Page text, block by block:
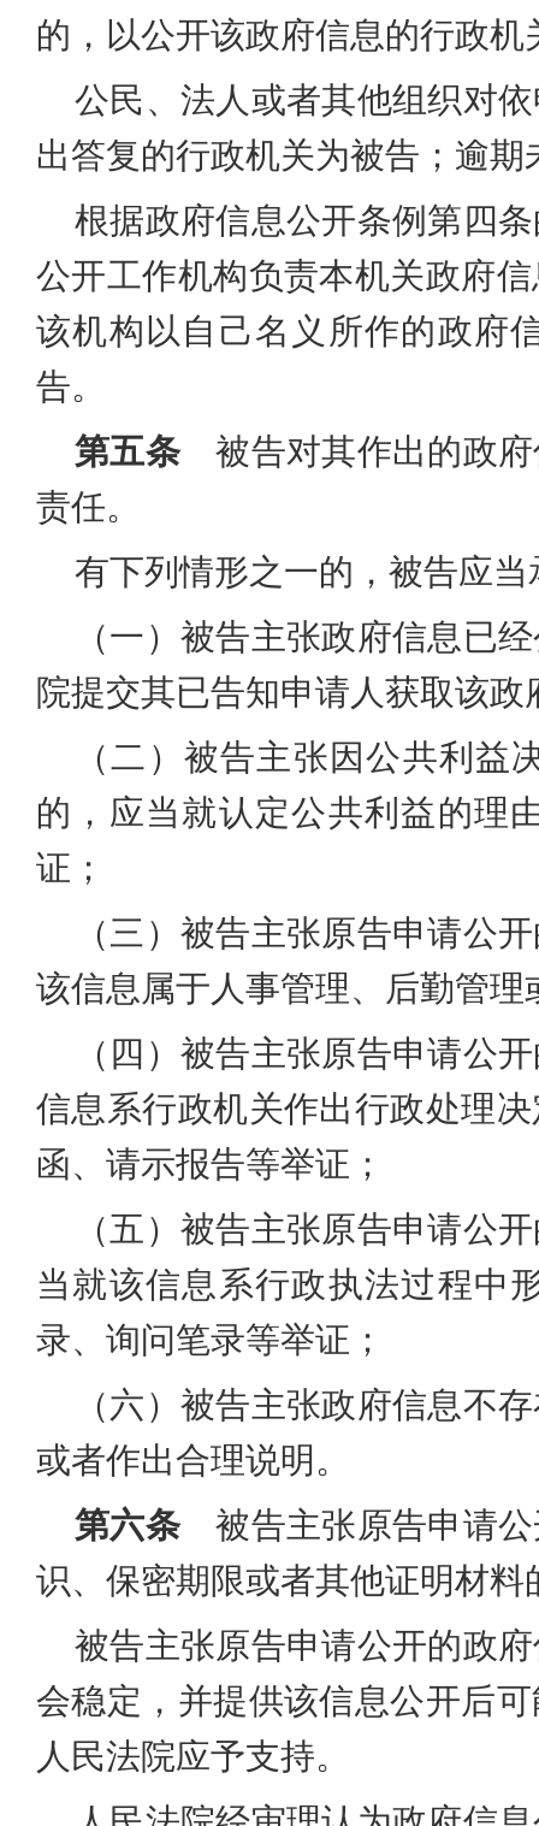
的，以公开该政府信息的行政机
公民、法人或者其他组织对
出答复的行政机关为被告；逾
根据政府信息公开条例第四
公开工作机构负责本机关政府
该机构以自己名义所作的政府
告。
第五条 被告对其作出的政府
责任。
有下列情形之一的，被告应
（一）被告主张政府信息已
院提交其已告知申请人获取该
（二）被告主张因公共利
的，应当就认定公共利益的理
证；
（三）被告主张原告申请公
该信息属于人事管理、后勤管
（四）被告主张原告申请公
信息系行政机关作出行政处理
函、请示报告等举证；
（五）被告主张原告申请公
当就该信息系行政执法过程中
录、询问笔录等举证；
（六）被告主张政府信息不
或者作出合理说明。
第六条 被告主张原告申请公
识、保密期限或者其他证明材
被告主张原告申请公开的政
会稳定，并提供该信息公开后
人民法院应予支持。